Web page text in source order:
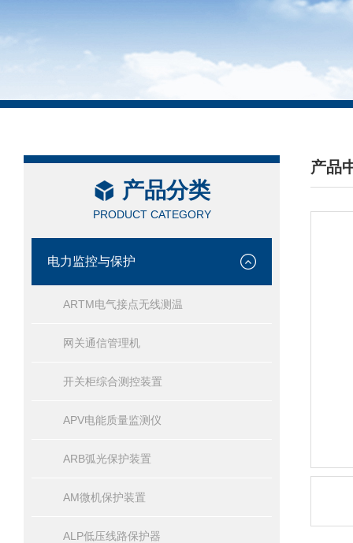
产品分类
PRODUCT CATEGORY
电力监控与保护
ARTM电气接点无线测温
网关通信管理机
开关柜综合测控装置
APV电能质量监测仪
ARB弧光保护装置
AM微机保护装置
ALP低压线路保护器
产品
/